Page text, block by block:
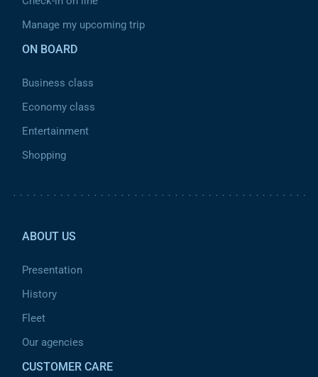
Manage my upcoming trip
ON BOARD
Business class
Economy class
Entertainment
Shopping
ABOUT US
Presentation
History
Fleet
Our agencies
CUSTOMER CARE